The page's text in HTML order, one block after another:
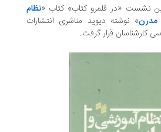
«در قلمرو کتاب» کتاب « نظام
» نوشته دیوید مناشری انتشارات
قرار گرفت.